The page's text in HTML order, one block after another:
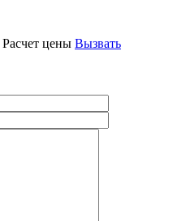
Расчет цены Вызвать